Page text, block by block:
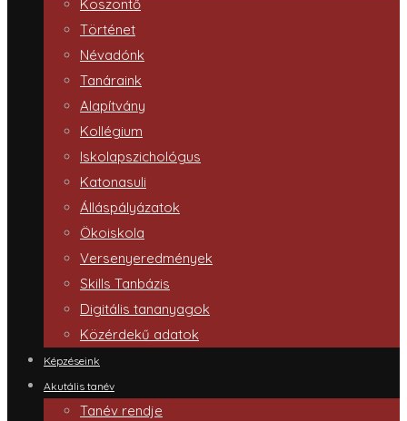
Köszöntő
Történet
Névadónk
Tanáraink
Alapítvány
Kollégium
Iskolapszichológus
Katonasuli
Álláspályázatok
Ökoiskola
Versenyeredmények
Skills Tanbázis
Digitális tananyagok
Közérdekű adatok
Képzéseink
Akutális tanév
Tanév rendje